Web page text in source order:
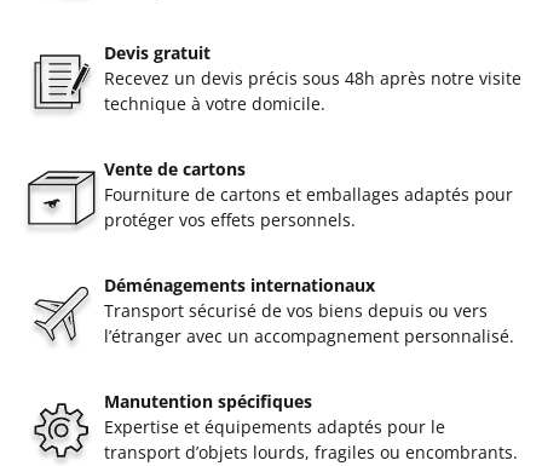
Devis gratuit
Recevez un devis précis sous 48h après notre visite
technique à votre domicile.
Vente de cartons
Fourniture de cartons et emballages adaptés pour
protéger vos effets personnels.
Déménagements internationaux
Transport sécurisé de vos biens depuis ou vers
l’étranger avec un accompagnement personnalisé.
Manutention spécifiques
Expertise et équipements adaptés pour le
transport d’objets lourds, fragiles ou encombrants.